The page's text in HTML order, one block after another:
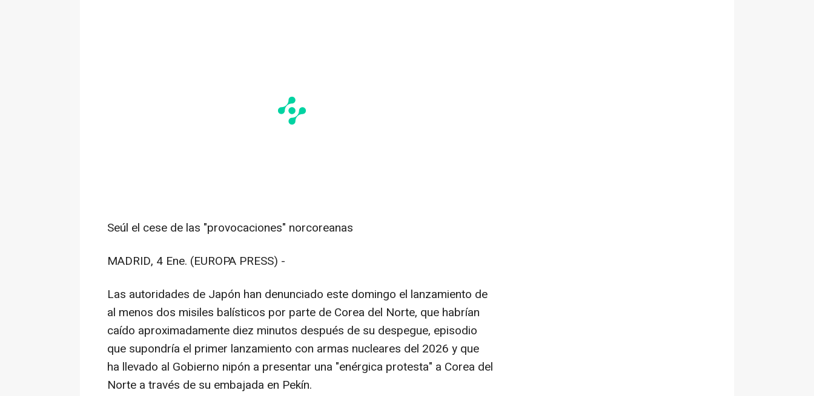
Seúl el cese de las "provocaciones" norcoreanas
MADRID, 4 Ene. (EUROPA PRESS) -
Las autoridades de Japón han denunciado este domingo el lanzamiento de
al menos dos misiles balísticos por parte de Corea del Norte, que habrían
caído aproximadamente diez minutos después de su despegue, episodio
que supondría el primer lanzamiento con armas nucleares del 2026 y que
ha llevado al Gobierno nipón a presentar una "enérgica protesta" a Corea del
Norte a través de su embajada en Pekín.